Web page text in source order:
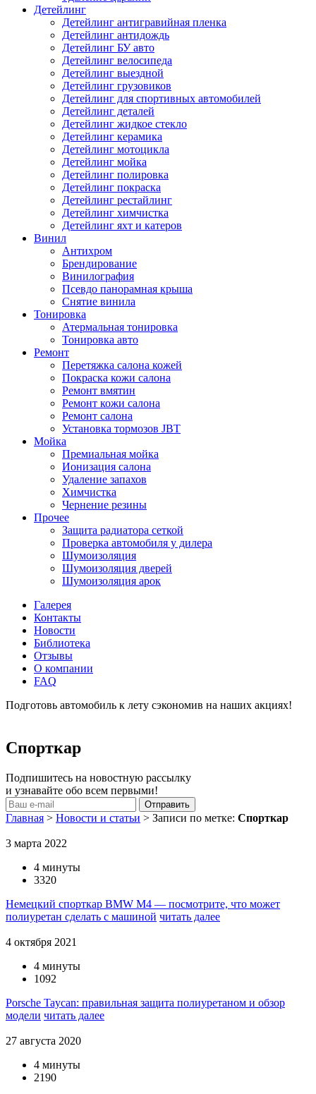
Детейлинг
Детейлинг антигравийная пленка
Детейлинг антидождь
Детейлинг БУ авто
Детейлинг велосипеда
Детейлинг выездной
Детейлинг грузовиков
Детейлинг для спортивных автомобилей
Детейлинг деталей
Детейлинг жидкое стекло
Детейлинг керамика
Детейлинг мотоцикла
Детейлинг мойка
Детейлинг полировка
Детейлинг покраска
Детейлинг рестайлинг
Детейлинг химчистка
Детейлинг яхт и катеров
Винил
Антихром
Брендирование
Винилография
Псевдо панорамная крыша
Снятие винила
Тонировка
Атермальная тонировка
Тонировка авто
Ремонт
Перетяжка салона кожей
Покраска кожи салона
Ремонт вмятин
Ремонт кожи салона
Ремонт салона
Установка тормозов JBT
Мойка
Премиальная мойка
Ионизация салона
Удаление запахов
Химчистка
Чернение резины
Прочее
Защита радиатора сеткой
Проверка автомобиля у дилера
Шумоизоляция
Шумоизоляция дверей
Шумоизоляция арок
Галерея
Контакты
Новости
Библиотека
Отзывы
О компании
FAQ
Подготовь автомобиль к лету сэкономив на наших акциях!
Спорткар
Подпишитесь на новостную рассылку
и узнавайте обо всем первыми!
Главная > Новости и статьи > Записи по метке: Спорткар
3 марта 2022
4 минуты
3320
Немецкий спорткар BMW M4 — посмотрите, что может
полиуретан сделать с машиной читать далее
4 октября 2021
4 минуты
1092
Porsche Taycan: правильная защита полиуретаном и обзор
модели читать далее
27 августа 2020
4 минуты
2190